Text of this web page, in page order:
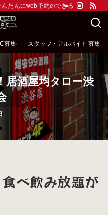
できる当サイトがおすすめで
募集 スタッフ・アルバイト 募集
居酒屋均タロー渋
べ飲み放題が